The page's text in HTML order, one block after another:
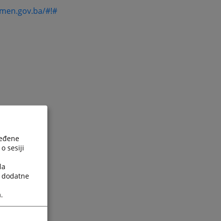
#!#
#!#
#!#
sesiji